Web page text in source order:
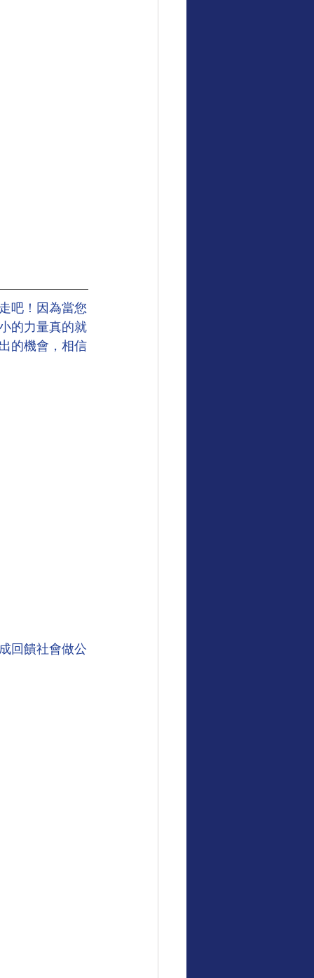
吧！因為當您
的力量真的就
的機會，相信
回饋社會做公